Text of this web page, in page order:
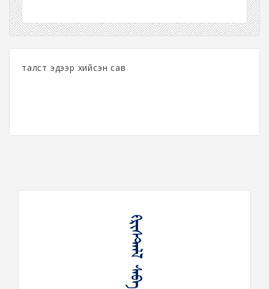
талст эдээр хийсэн сав
ᠻᠷᠢᠰᠲ᠋ᠠᠯᠯ ᠰᠠᠪᠠ